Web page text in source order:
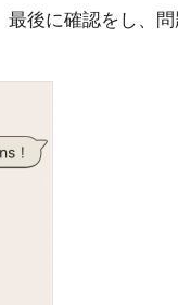
後に確認をし、